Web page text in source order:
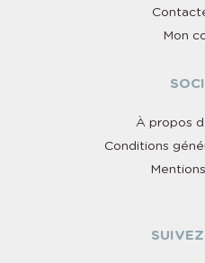
Mon
À propos
Conditions